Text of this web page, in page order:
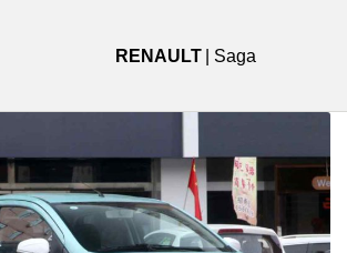
RENAULT | Saga